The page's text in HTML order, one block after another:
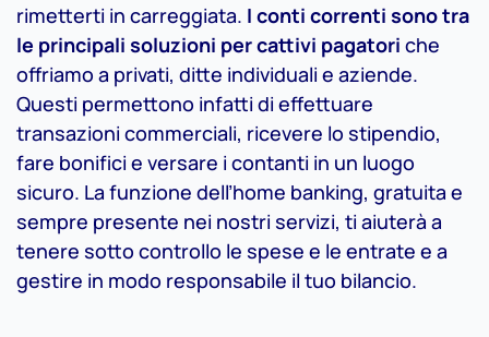
rimetterti in carreggiata. I conti correnti sono tra
le principali soluzioni per cattivi pagatori che
offriamo a privati, ditte individuali e aziende.
Questi permettono infatti di effettuare
transazioni commerciali, ricevere lo stipendio,
fare bonifici e versare i contanti in un luogo
sicuro. La funzione dell’home banking, gratuita e
sempre presente nei nostri servizi, ti aiuterà a
tenere sotto controllo le spese e le entrate e a
gestire in modo responsabile il tuo bilancio.